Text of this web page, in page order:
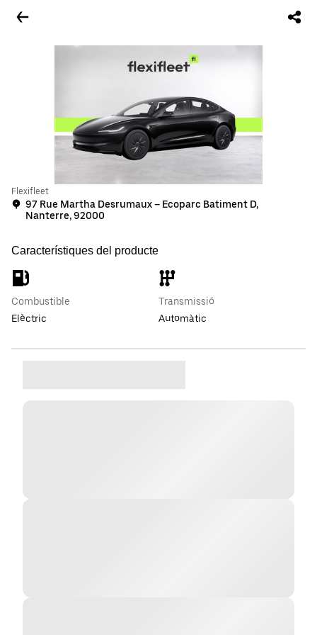
Flexifleet
97 Rue Martha Desrumaux – Ecoparc Batiment D,
Nanterre, 92000
Característiques del producte
Combustible
Elèctric
Transmissió
Automàtic